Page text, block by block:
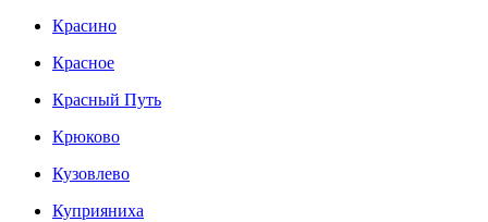
Красино
Красное
Красный Путь
Крюково
Кузовлево
Куприяниха